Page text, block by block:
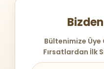
Bültenimize Üye
Fırsatlardan İlk